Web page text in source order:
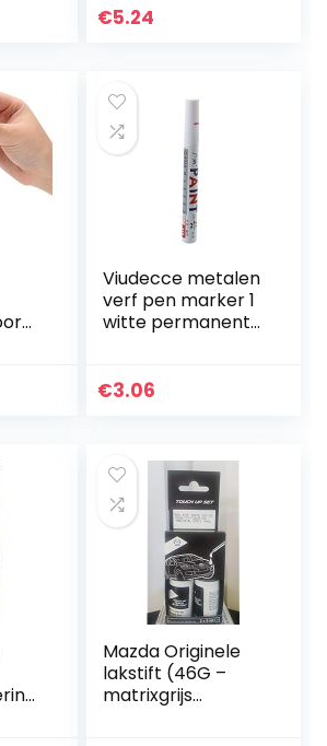
motorfiets,
€5.24
Viudecce metalen
verf pen marker 1
witte permanente
€3.06
Mazda Originele
lakstift (46G –
matrixgrijs